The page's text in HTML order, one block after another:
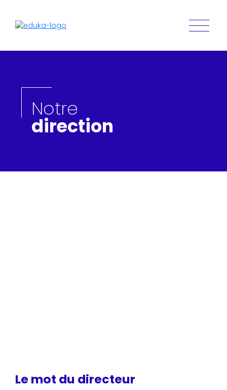
Notre
direction
Le mot du directeur